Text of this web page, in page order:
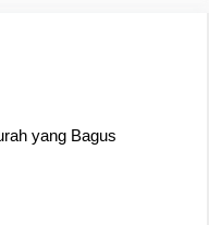
yang Bagus